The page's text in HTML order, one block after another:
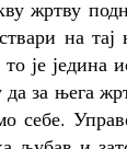
жртву
на
је
за њега
себе.